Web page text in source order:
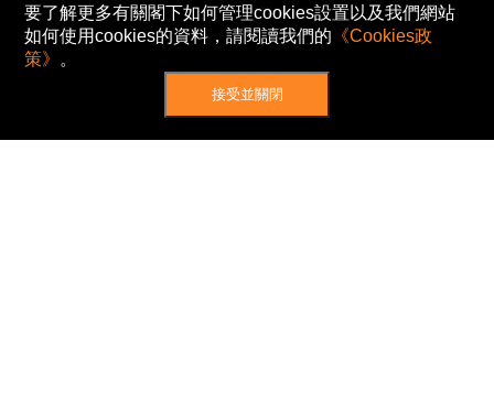
要了解更多有關閣下如何管理cookies設置以及我們網站
如何使用cookies的資料，請閱讀我們的 《Cookies政
策》 。
接受並關閉